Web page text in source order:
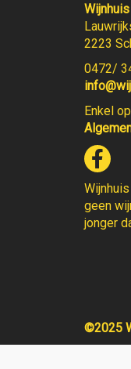
2223
0472/
Enkel
geen
jonger
©2025